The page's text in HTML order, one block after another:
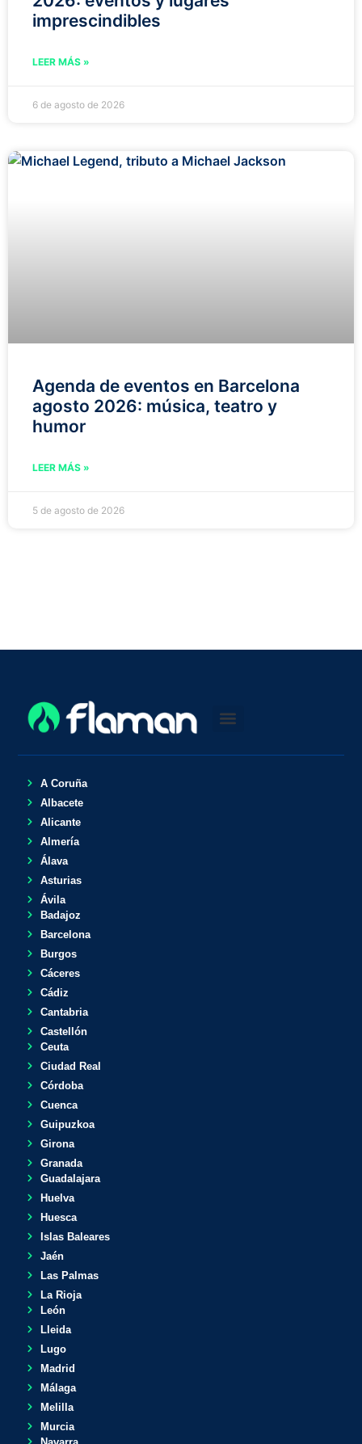
imprescindibles
LEER MÁS »
6 de agosto de 2026
Agenda de eventos en Barcelona
agosto 2026: música, teatro y
humor
LEER MÁS »
5 de agosto de 2026
A Coruña
Albacete
Alicante
Almería
Álava
Asturias
Ávila
Badajoz
Barcelona
Burgos
Cáceres
Cádiz
Cantabria
Castellón
Ceuta
Ciudad Real
Córdoba
Cuenca
Guipuzkoa
Girona
Granada
Guadalajara
Huelva
Huesca
Islas Baleares
Jaén
Las Palmas
La Rioja
León
Lleida
Lugo
Madrid
Málaga
Melilla
Murcia